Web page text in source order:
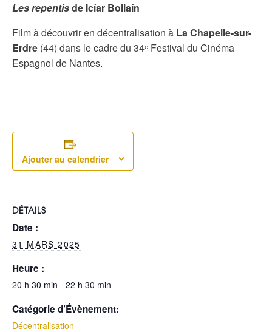
Les repentisde Icíar Bollaín
Film à découvrir en décentralisation à La Chapelle-sur-
Erdre (44) dans le cadre du 34ᵉ Festival du Cinéma
Espagnol de Nantes.
Ajouter au calendrier
DÉTAILS
Date :
31 MARS 2025
Heure :
20 h 30 min - 22 h 30 min
Catégorie d’Évènement:
Décentralisation